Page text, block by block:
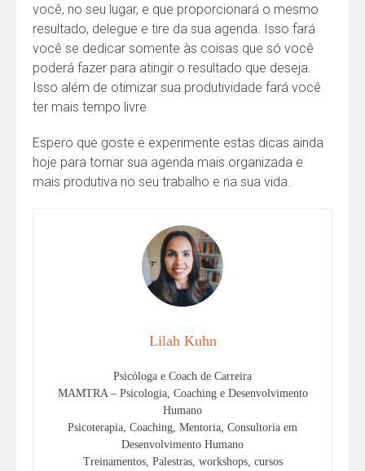
você, no seu lugar, e que proporcionará o mesmo
resultado, delegue e tire da sua agenda. Isso fará
você se dedicar somente às coisas que só você
poderá fazer para atingir o resultado que deseja.
Isso além de otimizar sua produtividade fará você
ter mais tempo livre
Espero que goste e experimente estas dicas ainda
hoje para tornar sua agenda mais organizada e
mais produtiva no seu trabalho e na sua vida.
Lilah Kuhn
Psicóloga e Coach de Carreira
MAMTRA – Psicologia, Coaching e Desenvolvimento
Humano
Psicoterapia, Coaching, Mentoria, Consultoria em
Desenvolvimento Humano
Treinamentos, Palestras, workshops, cursos